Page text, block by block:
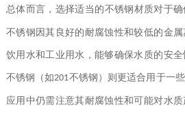
总体而言， 选择适当的不锈钢材质对于确
不锈钢因其良好的耐腐蚀性和较低的金
饮用水和工业用水，能够确保水质的安
不锈钢（如201不锈钢）则更适合用于一
应用中仍需注意其耐腐蚀性和可能对水